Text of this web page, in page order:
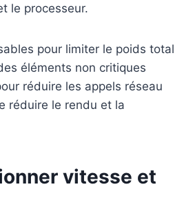
le processeur.
pour limiter le poids total
éléments non critiques
réduire les appels réseau
réduire le rendu et la
vitesse et